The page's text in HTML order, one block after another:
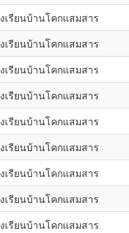
เรียนบ้านโคกแสมสาร
เรียนบ้านโคกแสมสาร
เรียนบ้านโคกแสมสาร
เรียนบ้านโคกแสมสาร
เรียนบ้านโคกแสมสาร
เรียนบ้านโคกแสมสาร
เรียนบ้านโคกแสมสาร
เรียนบ้านโคกแสมสาร
เรียนบ้านโคกแสมสาร